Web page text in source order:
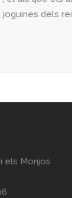
dels
els Monjos